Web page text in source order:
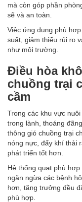
mà còn góp phần
sẽ và an toàn.
Việc ứng dụng phù
suất, giảm thiểu rủi ro
như môi trường.
Điều hòa
chuồng trại
cầm
Trong các khu vực
trong lành, thoáng
thông gió chuồng trại
nóng nực, đẩy khí thải
phát triển tốt hơn.
Hệ thống quạt phù
ngăn ngừa các bệnh
hơn, tăng trưởng đều
phù hợp.